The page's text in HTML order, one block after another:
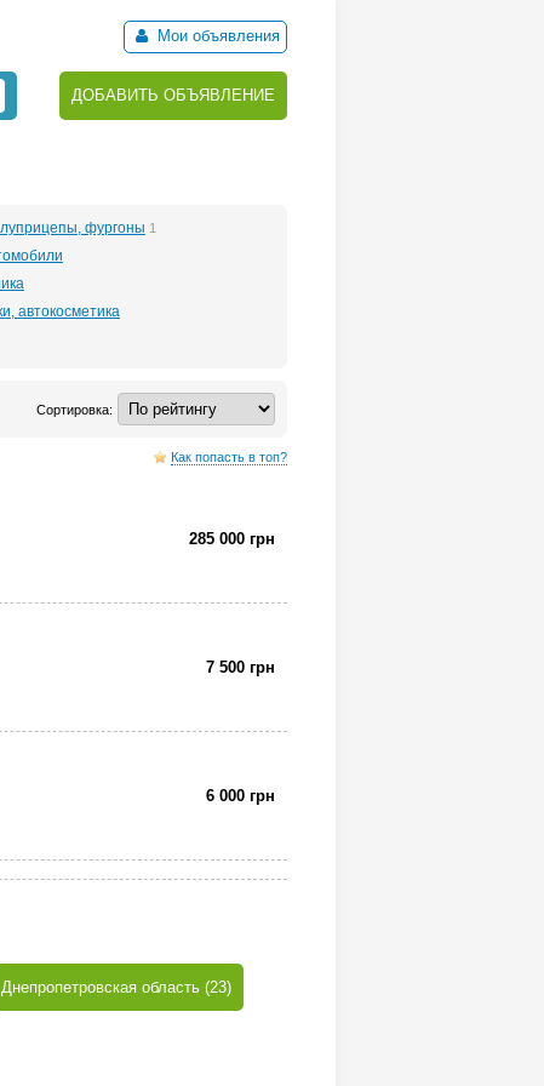
Мои объявления
ДОБАВИТЬ ОБЪЯВЛЕНИЕ
фургоны 1
автокосметика
Сортировка:
Как попасть в топ?
285 000 грн
7 500 грн
6 000 грн
Днепропетровская область (23)